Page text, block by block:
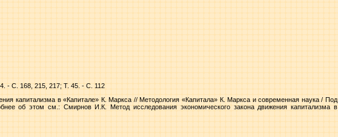
- С. 168, 215, 217; Т. 45. - С. 112
капитализма в «Капитале» К. Маркса // Методология «Капитала» К. Маркса и современная наука / Под
об этом см.: Смирнов И.К. Метод исследования экономического закона движения капитализма в